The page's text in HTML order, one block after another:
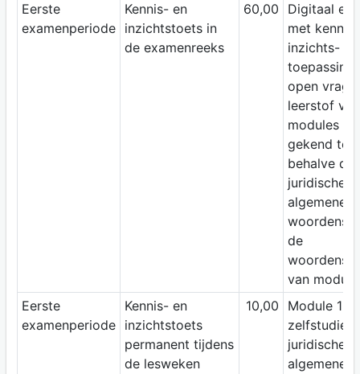
Eerste
examenperiode
Kennis- en
inzichtstoets in
de examenreeks
60,00
Digitaal
met
inzichts-
open
leerstof
modules
gekend te
behalve de
juridische
algemene
de
van module
Eerste
examenperiode
Kennis- en
inzichtstoets
permanent tijdens
de lesweken
10,00
Module 1:
zelfstudie
juridische
algemene